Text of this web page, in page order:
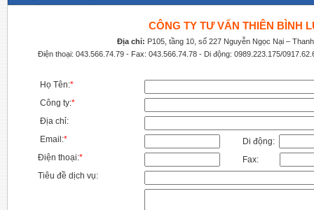
CÔNG TY TƯ VẤN THIÊN BÌNH
Địa chỉ: P105, tầng 10, số 227 Nguyễn Ngọc Nại –
Điện thoại: 043.566.74.79 - Fax: 043.566.74.78 - Di động: 0989.223.175/
Họ Tên:*
Công ty:*
Địa chỉ:
Email:*
Di động:
Điện thoại:*
Fax:
Tiêu đề dịch vụ: